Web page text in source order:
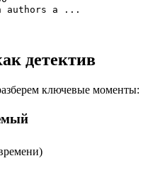
authors a ...
детектив
ключевые моменты: